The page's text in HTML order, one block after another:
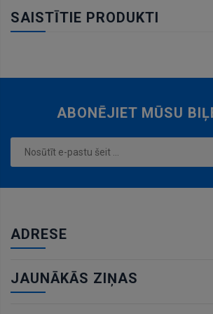
SAISTĪTIE PRODUKTI
ABONĒJIET MŪSU
ADRESE
JAUNĀKĀS ZIŅAS